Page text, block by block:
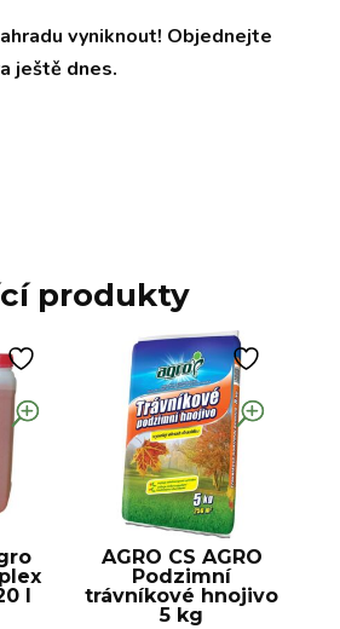
vyniknout! Objednejte
ještě dnes.
produkty
l
AGRO CS AGRO
Podzimní
trávníkové hnojivo
5 kg